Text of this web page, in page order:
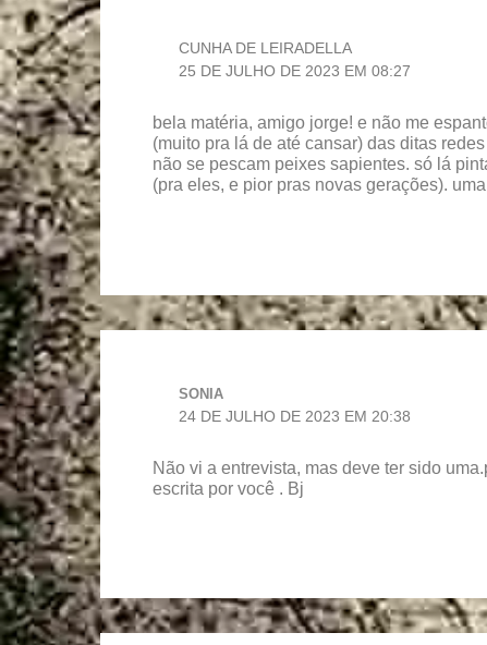
CUNHA DE LEIRADELLA
25 DE JULHO DE 2023 EM 08:27
bela matéria, amigo jorge! e não me
(muito pra lá de até cansar) das ditas
não se pescam peixes sapientes. só lá
(pra eles, e pior pras novas gerações).
SONIA
24 DE JULHO DE 2023 EM 20:38
Não vi a entrevista, mas deve ter sido
escrita por você . Bj